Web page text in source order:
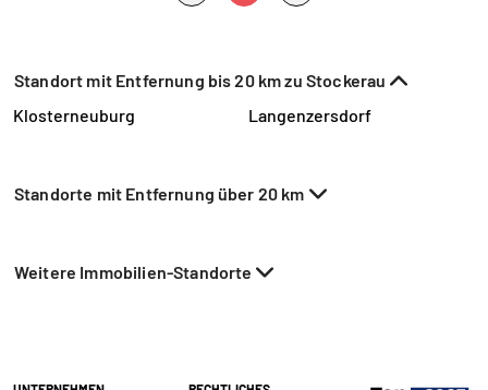
Standort mit Entfernung bis 20 km zu Stockerau
Klosterneuburg
Langenzersdorf
Standorte mit Entfernung über 20 km
Weitere Immobilien-Standorte